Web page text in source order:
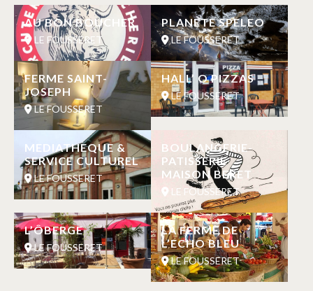
AU BON BOUCHER
LE FOUSSERET
PLANETE SPELEO
LE FOUSSERET
FERME SAINT-
JOSEPH
LE FOUSSERET
HALL’ O PIZZAS
LE FOUSSERET
MEDIATHEQUE &
SERVICE CULTUREL
LE FOUSSERET
BOULANGERIE-
PATISSERIE
MAISON BERET
LE FOUSSERET
L’ÔBERGE
LE FOUSSERET
LA FERME DE
L’ECHO BLEU
LE FOUSSERET